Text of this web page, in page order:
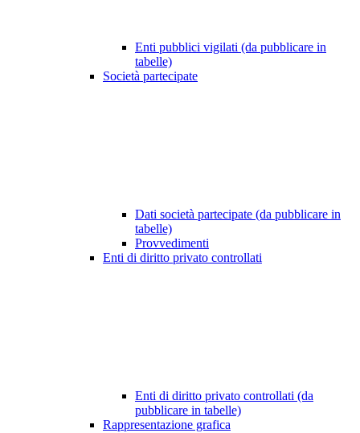
Enti pubblici vigilati (da pubblicare in
tabelle)
Società partecipate
Dati società partecipate (da pubblicare in
tabelle)
Provvedimenti
Enti di diritto privato controllati
Enti di diritto privato controllati (da
pubblicare in tabelle)
Rappresentazione grafica